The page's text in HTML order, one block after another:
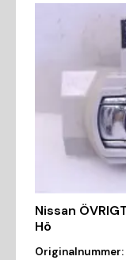
Nissan
Hö
Originalnummer: